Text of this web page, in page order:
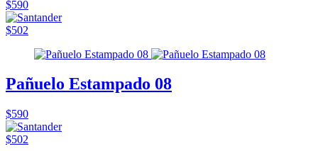
$590
$502
Pañuelo Estampado 08
$590
$502